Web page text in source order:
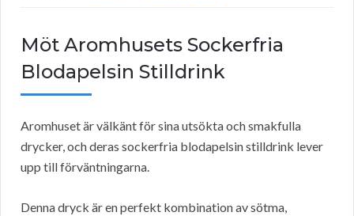
Möt Aromhusets Sockerfria
Blodapelsin Stilldrink
Aromhuset är välkänt för sina utsökta och smakfulla
drycker, och deras sockerfria blodapelsin stilldrink lever
upp till förväntningarna.
Denna dryck är en perfekt kombination av sötma,